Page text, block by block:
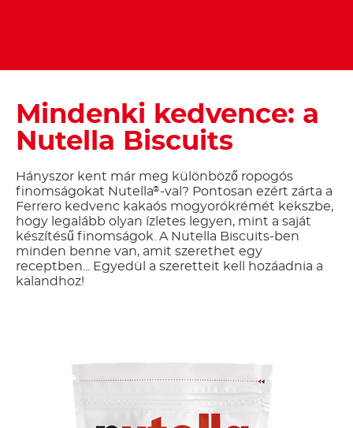
Mindenki kedvence: a
Nutella Biscuits
Hányszor kent már meg különböző ropogós
finomságokat Nutella® -val? Pontosan ezért zárta a
Ferrero kedvenc kakaós mogyorókrémét kekszbe,
hogy legalább olyan ízletes legyen, mint a saját
készítésű finomságok. A Nutella Biscuits-ben
minden benne van, amit szerethet egy
receptben... Egyedül a szeretteit kell hozáadnia a
kalandhoz!